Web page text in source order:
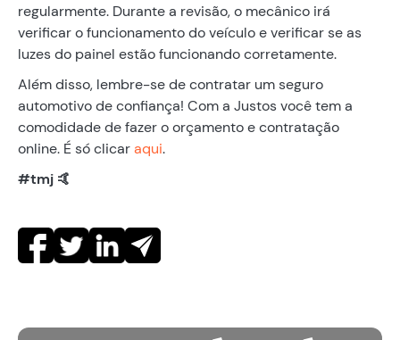
regularmente. Durante a revisão, o mecânico irá
verificar o funcionamento do veículo e verificar se as
luzes do painel estão funcionando corretamente.
Além disso, lembre-se de contratar um seguro
automotivo de confiança! Com a Justos você tem a
comodidade de fazer o orçamento e contratação
online. É só clicaraqui.
#tmj 🤙